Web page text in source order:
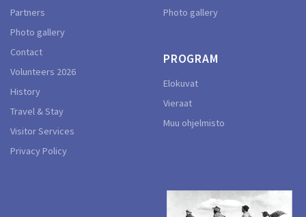
Partners
Photo gallery
Contact
Volunteers 2026
History
Travel & Stay
Visitor Services
Privacy Policy
Photo gallery
PROGRAM
Elokuvat
Vieraat
Muu ohjelmisto